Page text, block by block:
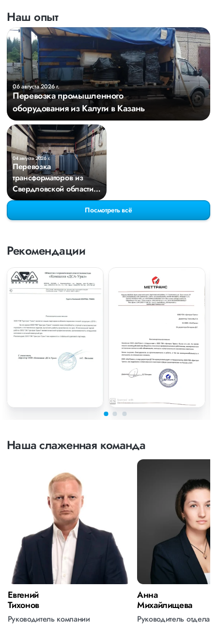
Наш опыт
06 августа 2026 г.
Перевозка промышленного
оборудования из Калуги в Казань
04 августа 2026 г.
Перевозка
трансформаторов из
Свердловской области в
Киров
Посмотреть всё
Рекомендации
Наша слаженная команда
Евгений
Тихонов
Руководитель компании
Анна
Михайлищева
Руководитель отдела